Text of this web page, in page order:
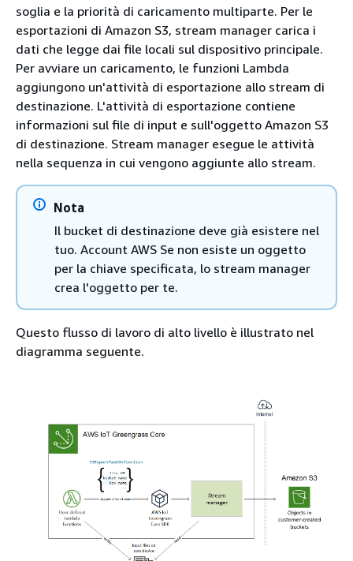
soglia e la priorità di caricamento multiparte. Per le
esportazioni di Amazon S3, stream manager carica i
dati che legge dai file locali sul dispositivo principale.
Per avviare un caricamento, le funzioni Lambda
aggiungono un'attività di esportazione allo stream di
destinazione. L'attività di esportazione contiene
informazioni sul file di input e sull'oggetto Amazon S3
di destinazione. Stream manager esegue le attività
nella sequenza in cui vengono aggiunte allo stream.
Nota
Il bucket di destinazione deve già esistere nel
tuo. Account AWS Se non esiste un oggetto
per la chiave specificata, lo stream manager
crea l'oggetto per te.
Questo flusso di lavoro di alto livello è illustrato nel
diagramma seguente.